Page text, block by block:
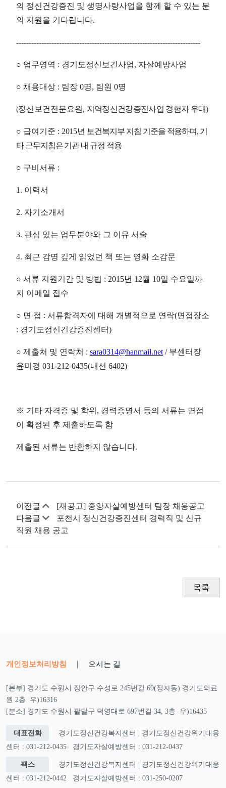
의 정신건강증진 및 생명사랑사업을 함께 할 수 있는 분
의 지원을 기다립니다.
-------------------------------------------------------------------------
○ 업무영역 : 경기도정신보건사업, 자살예방사업
○ 채용대상 : 팀장 0명, 팀원 0명
(정신보건전문요원 , 지역정신건강증진사업 경험자 우대)
○ 급여기준 : 2015년 보건복지부 지침 기준을 적용하며, 기
타 근무지침은 기관 내 규정 적용
○ 구비서류 :
1. 이력서
2. 자기소개서
3. 관심 있는 업무분야와 그 이유 서술
4. 최근 감명 깊게 읽었던 책 또는 영화 소감문
○ 서류 지원기간 및 방법 : 2015년 12월 10일 수요일까
지 이메일 접수
○ 면 접 : 서류합격자에 대해 개별적으로 연락(면접장소
: 경기도정신건강증진센터)
○ 제출처 및 연락처 : sara0314@hanmail.net / 부센터장
윤미경 031-212-0435(내선 6402)
※ 기타 자격증 및 학위 , 경력증명서 등의 서류는 면접
이 확정된 후 제출하도록 함
제출된 서류는 반환하지 않습니다.
이전글
[재공고] 중앙자살예방센터 팀장 채용공고
다음글
포천시 정신건강증진센터 경력직 및 신규
직원 채용 공고
목록
개인정보처리방침 | 오시는 길
[본부] 경기도 수원시 장안구 수성로 245번길 69(정자동) 경기도의료
원 2층 우)16316
[분소] 경기도 수원시 팔달구 덕영대로 697번길 34, 3층 우)16435
대표전화
경기도정신건강복지센터 | 경기도정신건강위기대응
센터 : 031-212-0435
경기도자살예방센터 : 031-212-0437
팩스
경기도정신건강복지센터 | 경기도정신건강위기대응
센터 : 031-212-0442
경기도자살예방센터 : 031-250-0207